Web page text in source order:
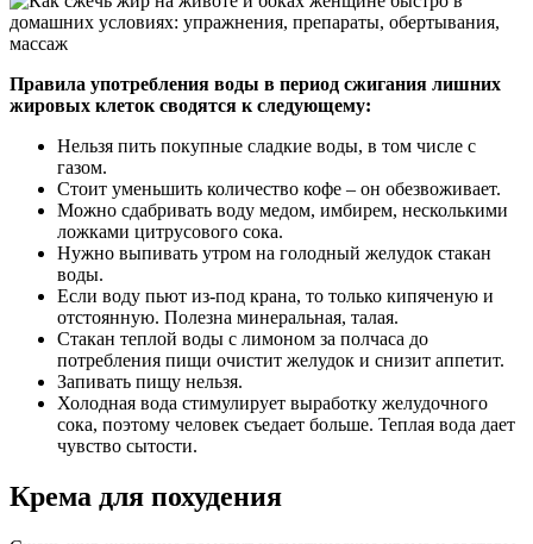
Правила употребления воды в период сжигания лишних
жировых клеток сводятся к следующему:
Нельзя пить покупные сладкие воды, в том числе с
газом.
Стоит уменьшить количество кофе – он обезвоживает.
Можно сдабривать воду медом, имбирем, несколькими
ложками цитрусового сока.
Нужно выпивать утром на голодный желудок стакан
воды.
Если воду пьют из-под крана, то только кипяченую и
отстоянную. Полезна минеральная, талая.
Стакан теплой воды с лимоном за полчаса до
потребления пищи очистит желудок и снизит аппетит.
Запивать пищу нельзя.
Холодная вода стимулирует выработку желудочного
сока, поэтому человек съедает больше. Теплая вода дает
чувство сытости.
Крема для похудения